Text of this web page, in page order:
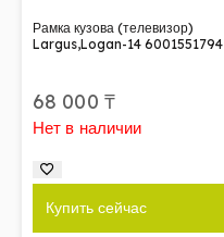
Рамка кузова (телевизор)
Largus,Logan-14 6001551794
68 000 ₸
Нет в наличии
Купить сейчас